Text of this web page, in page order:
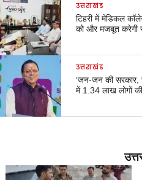
उत्तराखंड
टिहरी में मेडिकल
को और मजबूत करेगी
उत्तराखंड
‘जन-जन की सरकार,
में 1.34 लाख लोगों की